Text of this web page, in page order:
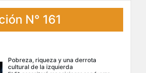
N° 161
Pobreza, riqueza y una derrota
cultural de la izquierda